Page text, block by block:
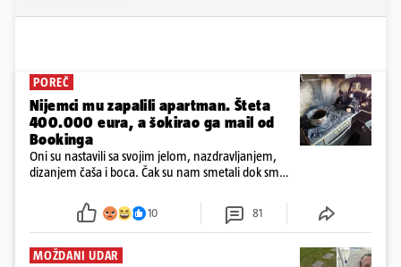
POREČ
Nijemci mu zapalili apartman. Šteta
400.000 eura, a šokirao ga mail od
Bookinga
Oni su nastavili sa svojim jelom, nazdravljanjem,
dizanjem čaša i boca. Čak su nam smetali dok smo
požar, rekao je vlasnik
10 81
MOŽDANI UDAR